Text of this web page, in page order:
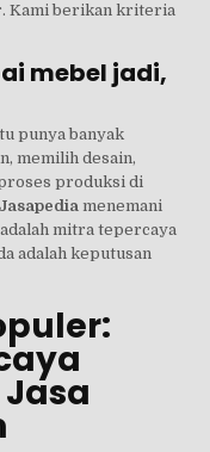
Kami berikan kriteria
mebel jadi,
punya banyak
memilih desain,
produksi di
Jasapedia menemani
mitra tepercaya
adalah keputusan